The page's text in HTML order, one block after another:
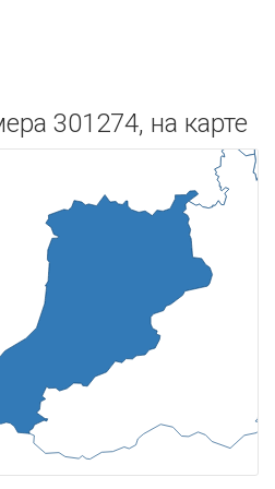
301274, на карте